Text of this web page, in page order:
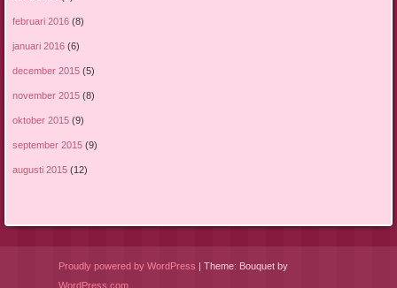
februari 2016(8)
januari 2016(6)
december 2015(5)
november 2015(8)
oktober 2015(9)
september 2015(9)
augusti 2015(12)
Proudly powered by WordPress | Theme: Bouquet by
WordPress.com